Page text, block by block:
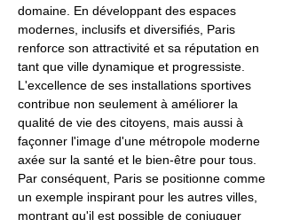
domaine. En développant des espaces
modernes, inclusifs et diversifiés, Paris
renforce son attractivité et sa réputation en
tant que ville dynamique et progressiste.
L'excellence de ses installations sportives
contribue non seulement à améliorer la
qualité de vie des citoyens, mais aussi à
façonner l'image d'une métropole moderne
axée sur la santé et le bien-être pour tous.
Par conséquent, Paris se positionne comme
un exemple inspirant pour les autres villes,
montrant qu'il est possible de conjuguer